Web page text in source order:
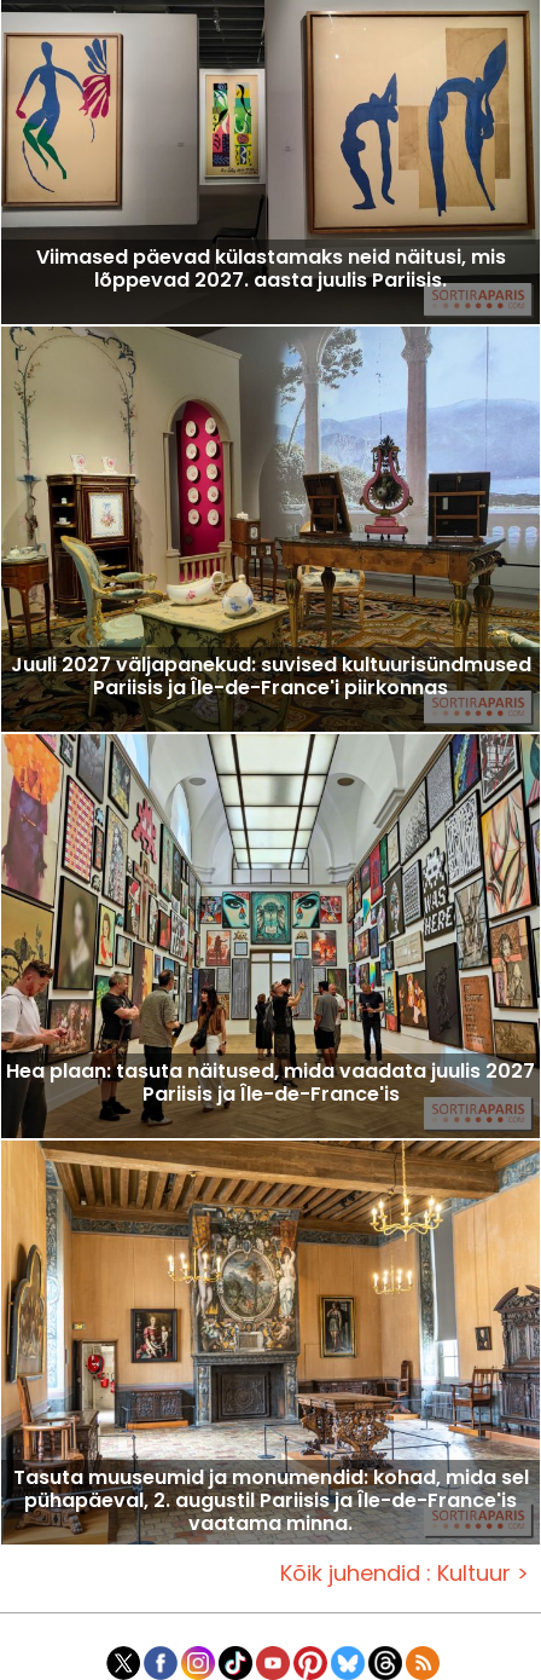
Viimased päevad külastamaks neid näitusi, mis
lõppevad 2027. aasta juulis Pariisis.
Juuli 2027 väljapanekud: suvised kultuurisündmused
Pariisis ja Île-de-France'i piirkonnas
Hea plaan: tasuta näitused, mida vaadata juulis 2027
Pariisis ja Île-de-France'is
Tasuta muuseumid ja monumendid: kohad, mida sel
pühapäeval, 2. augustil Pariisis ja Île-de-France'is
vaatama minna.
Kõik juhendid : Kultuur >